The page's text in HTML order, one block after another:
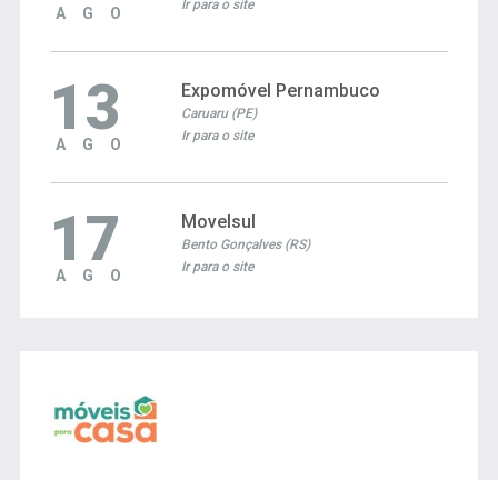
AGO Ir para o site
13
AGO
Expomóvel Pernambuco
Caruaru (PE)
Ir para o site
17
AGO
Movelsul
Bento Gonçalves (RS)
Ir para o site